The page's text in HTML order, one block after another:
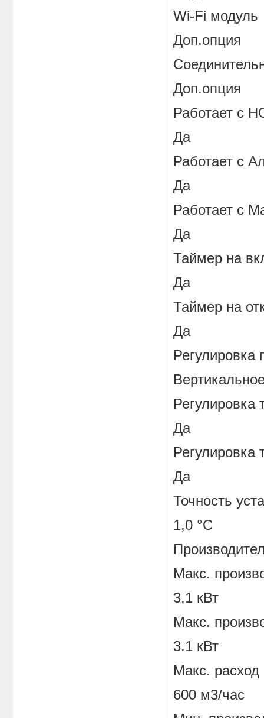
Wi-Fi модуль
Доп.опция
Доп.опция
Работает с
Да
Работает с
Да
Работает с
Да
Таймер на
Да
Таймер на
Да
Регулировка
Регулировка
Да
Регулировка
Да
Точность
1,0 °С
Макс.
3,1 кВт
Макс.
3.1 кВт
Макс. расход
600 м3/час